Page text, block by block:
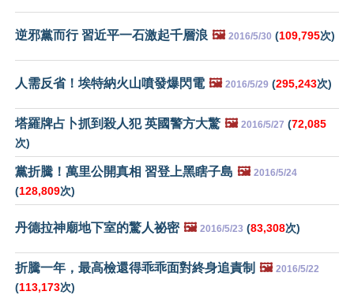
逆邪黨而行 習近平一石激起千層浪 🖼️ 2016/5/30 (109,795次)
人需反省！埃特納火山噴發爆閃電 🖼️ 2016/5/29 (295,243次)
塔羅牌占卜抓到殺人犯 英國警方大驚 🖼️ 2016/5/27 (72,085
次)
黨折騰！萬里公開真相 習登上黑瞎子島 🖼️ 2016/5/24
(128,809次)
丹德拉神廟地下室的驚人祕密 🖼️ 2016/5/23 (83,308次)
折騰一年，最高檢還得乖乖面對終身追責制 🖼️ 2016/5/22
(113,173次)